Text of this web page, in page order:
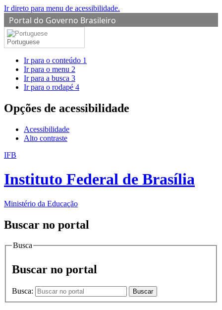
Ir direto para menu de acessibilidade.
Portal do Governo Brasileiro
Portuguese
Ir para o conteúdo 1
Ir para o menu 2
Ir para a busca 3
Ir para o rodapé 4
Opções de acessibilidade
Acessibilidade
Alto contraste
IFB
Instituto Federal de Brasília
Ministério da Educação
Buscar no portal
Busca
Buscar no portal
Busca: Buscar